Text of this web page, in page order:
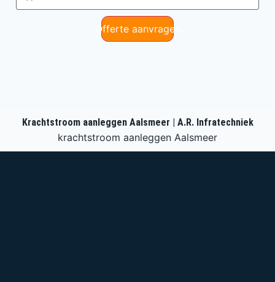
Offerte aanvragen
Krachtstroom aanleggen Aalsmeer | A.R. Infratechniek
krachtstroom aanleggen Aalsmeer